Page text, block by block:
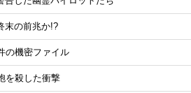
末の前兆か!?
の機密ファイル
を殺した衝撃